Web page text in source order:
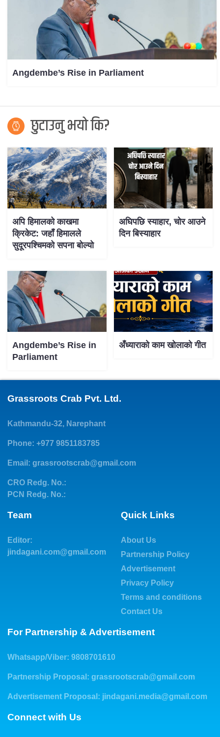
Angdembe’s Rise in Parliament
छुटाउनु भयो कि?
अपि हिमालको काखमा
क्रिकेट: जहाँ हिमालले
सुदूरपश्चिमको सपना बोल्यो
अघिपछि स्याहार, चोर आउने
दिन बिस्याहार
Angdembe’s Rise in
Parliament
अँध्याराको काम खोलाको गीत
Grassroots Crab Pvt. Ltd.
Kathmandu-32, Narephant
Phone: +977 9851183785
Email: grassrootscrab@gmail.com
CRO Redg. No.:
PCN Redg. No.:
Team
Editor:
jindagani.com@gmail.com
Quick Links
About Us
Partnership Policy
Advertisement
Privacy Policy
Terms and conditions
Contact Us
For Partnership & Advertisement
Whatsapp/Viber: 9808701610
Partnership Proposal: grassrootscrab@gmail.com
Advertisement Proposal: jindagani.media@gmail.com
Connect with Us